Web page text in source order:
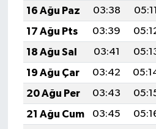
16 Ağu Paz
03:38 05:11
17 Ağu Pts
03:39
18 Ağu Sal
03:41
19 Ağu Çar
03:42
20 Ağu Per
03:43
21 Ağu Cum
03:45